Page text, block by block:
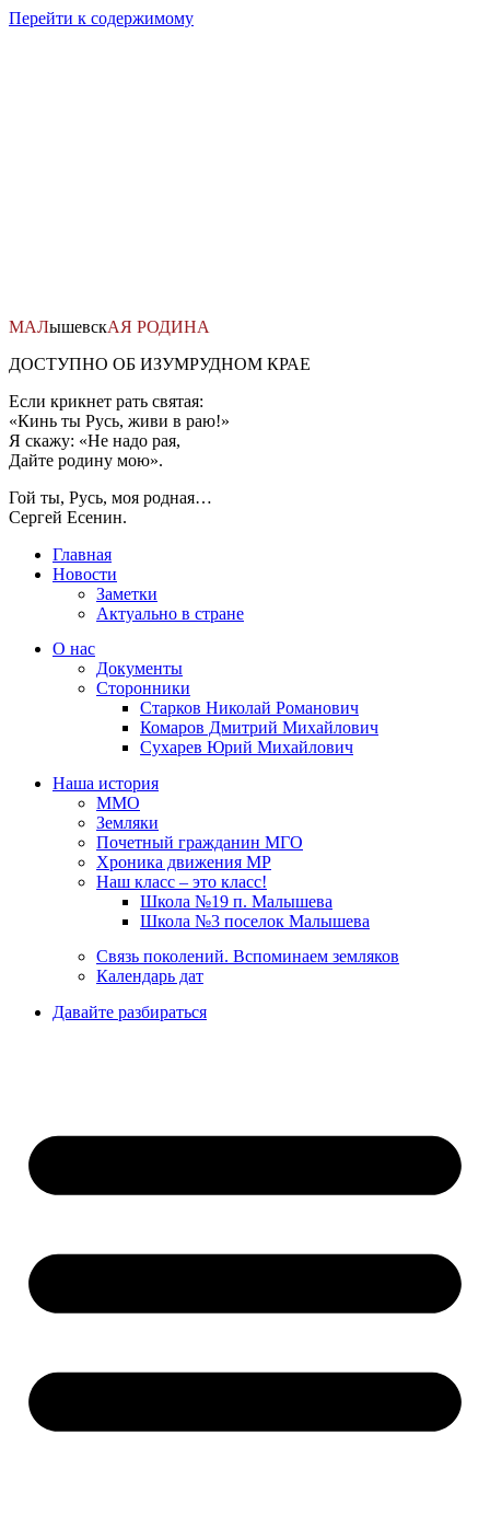
Перейти к содержимому
МАЛышевскАЯ РОДИНА
ДОСТУПНО ОБ ИЗУМРУДНОМ КРАЕ
Если крикнет рать святая:
«Кинь ты Русь, живи в раю!»
Я скажу: «Не надо рая,
Дайте родину мою».
Гой ты, Русь, моя родная…
Сергей Есенин.
Главная
Новости
Заметки
Актуально в стране
О нас
Документы
Сторонники
Старков Николай Романович
Комаров Дмитрий Михайлович
Сухарев Юрий Михайлович
Наша история
ММО
Земляки
Почетный гражданин МГО
Хроника движения МР
Наш класс – это класс!
Школа №19 п. Малышева
Школа №3 поселок Малышева
Связь поколений. Вспоминаем земляков
Календарь дат
Давайте разбираться